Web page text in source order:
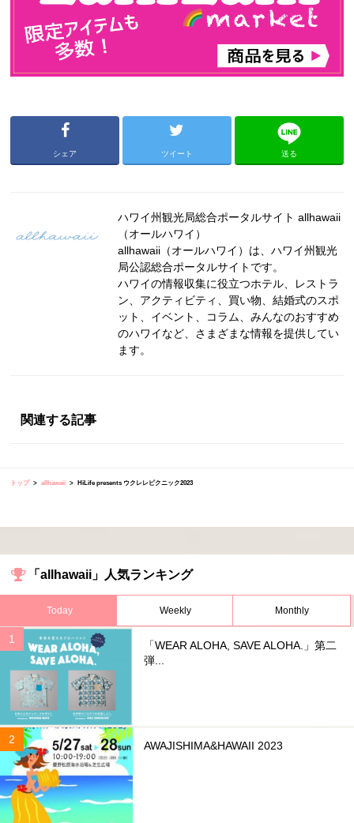
シェア ツイート 送る
ハワイ州観光局総合ポータルサイト allhawaii
（オールハワイ）
allhawaii（オールハワイ）は、ハワイ州観光
局公認総合ポータルサイトです。
ハワイの情報収集に役立つホテル、レストラ
ン、アクティビティ、買い物、結婚式のスポ
ット、イベント、コラム、みんなのおすすめ
のハワイなど、さまざまな情報を提供してい
ます。
関連する記事
トップ allhawaii HiLife presents ウクレレピクニック2023
「allhawaii」人気ランキング
Today Weekly Monthly
「WEAR ALOHA, SAVE ALOHA.」第二
弾...
AWAJISHIMA&HAWAII 2023